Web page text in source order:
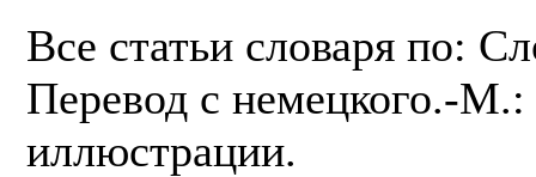
Все статьи словаря по:
Перевод с немецкого.-
иллюстрации.